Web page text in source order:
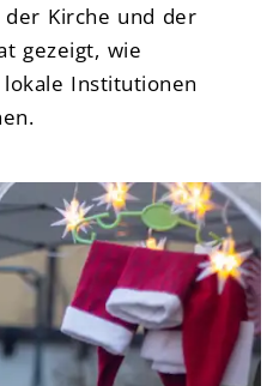
Kirche und der
gezeigt, wie
Institutionen